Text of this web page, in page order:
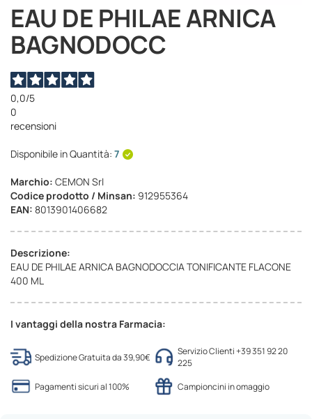
EAU DE PHILAE ARNICA
BAGNODOCC
0,0/5
0
recensioni
Disponibile in Quantità: 7
Marchio: CEMON Srl
Codice prodotto / Minsan: 912955364
EAN: 8013901406682
Descrizione:
EAU DE PHILAE ARNICA BAGNODOCCIA TONIFICANTE FLACONE
400 ML
I vantaggi della nostra Farmacia:
Spedizione Gratuita da 39,90€
Servizio Clienti +39 351 92 20
225
Pagamenti sicuri al 100%
Campioncini in omaggio
Vai
all'inizio
della
galleria
immagini